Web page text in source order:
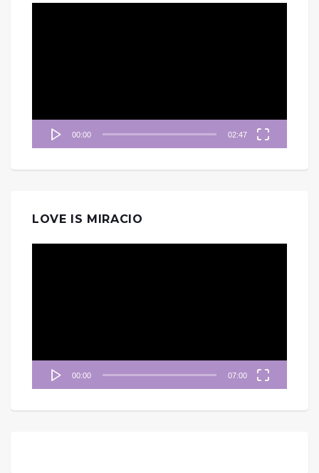
00:00 02:47
LOVE IS MIRACIO
00:00 07:00